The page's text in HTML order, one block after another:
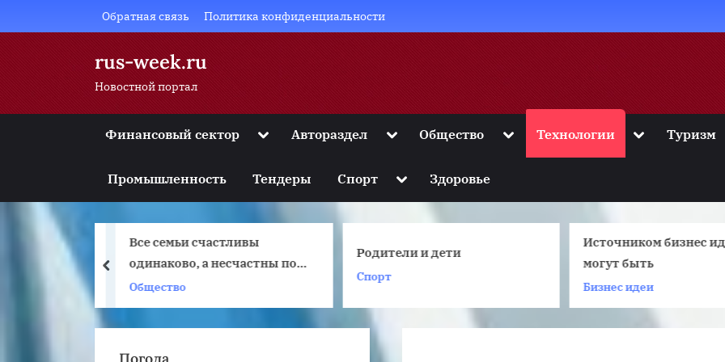
to
Обратная связь Политика конфиденциальности
rus-week.ru
Новостной портал
Финансовый сектор Toggle
menu
Toggle
menu
sub-
menu
sub-
Автораздел ToggleОбщество Toggle
menu
Технологии ToggleТуризм
Промышленность Тендеры Спорт Toggle
menu
Здоровье
Все семьи счастливы
одинаково, а несчастны по-
своему…
Общество
Родители и дети
Спорт
Источником бизнес
могут быть
Бизнес идеи
prev